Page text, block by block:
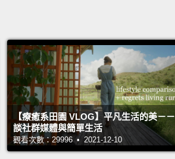
【療癒系田園 VLOG】平凡生活的美－－
談社群媒體與簡單生活
觀看次數：29996 • 2021-12-10